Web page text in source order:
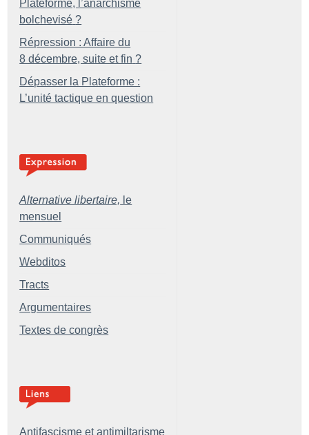
Plateforme, l’anarchisme
bolchevisé ?
Répression : Affaire du
8 décembre, suite et fin ?
Dépasser la Plateforme :
L’unité tactique en question
Alternative libertaire, le
mensuel
Communiqués
Webditos
Tracts
Argumentaires
Textes de congrès
Antifascisme et antimiltarisme